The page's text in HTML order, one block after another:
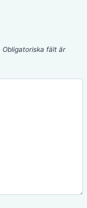
Obligatoriska fält är